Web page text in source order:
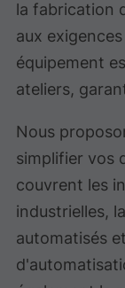
la fabrication
aux
équipement
ateliers,
Nous
simplifier vos
couvrent les
industrielles,
automatisés